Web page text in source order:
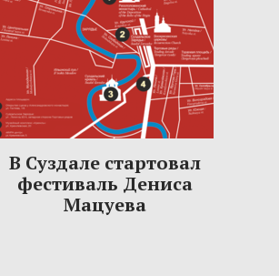
В Суздале стартовал
фестиваль Дениса
Мацуева